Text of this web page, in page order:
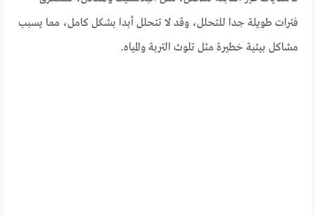
فترات طويلة جدا للتحلل، وقد لا تتحلل أبدا بشكل كامل، مما يسبب
مشاكل بيئية خطيرة مثل تلوث التربة والمياه.